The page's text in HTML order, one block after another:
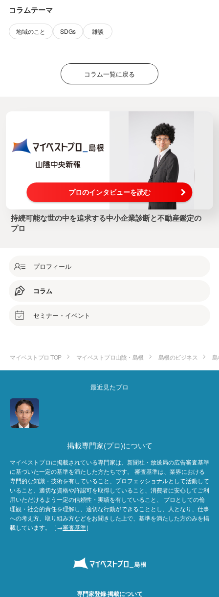
コラムテーマ
地域のこと SDGs 雑談
コラム一覧に戻る
プロのインタビューを読む
持続可能な世の中を追求する中小企業診断と不動産鑑定の
プロ
プロフィール
コラム
セミナー・イベント
マイベストプロ TOP マイベストプロ山陰・島根 島根のビジネス
最近見たプロ
掲載専門家(プロ)について
マイベストプロに掲載されている専門家は、新聞社・放送局の広告審査基準
に基づいた一定の基準を満たした方たちです。 審査基準は、業界における
専門的な知識・技術を有していること、プロフェッショナルとして活動して
いること、適切な資格や許認可を取得していること、消費者に安心してご利
用いただけるよう一定の信頼性・実績を有していること、 プロとしての倫
理観・社会的責任を理解し、適切な行動ができることとし、人となり、仕事
への考え方、取り組み方などをお聞きした上で、基準を満たした方のみを掲
載しています。［→審査基準］
専門家登録·掲載について